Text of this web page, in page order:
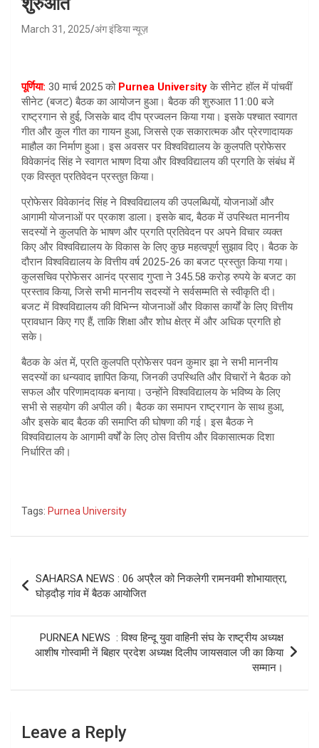
March 31, 2025 अंग इंडिया न्यूज़
पूर्णिया: 30 मार्च 2025 को Purnea Universityके सीनेट हॉल में पांचवीं
सीनेट (बजट) बैठक का आयोजन हुआ। बैठक की शुरुआत 11:00 बजे
राष्ट्रगान से हुई, जिसके बाद दीप प्रज्वलन किया गया। इसके पश्चात स्वागत
गीत और कुल गीत का गायन हुआ, जिससे एक सकारात्मक और प्रेरणादायक
माहौल का निर्माण हुआ। इस अवसर पर विश्वविद्यालय के कुलपति प्रोफेसर
विवेकानंद सिंह ने स्वागत भाषण दिया और विश्वविद्यालय की प्रगति के संबंध में
एक विस्तृत प्रतिवेदन प्रस्तुत किया।
प्रोफेसर विवेकानंद सिंह ने विश्वविद्यालय की उपलब्धियों, योजनाओं और
आगामी योजनाओं पर प्रकाश डाला। इसके बाद, बैठक में उपस्थित माननीय
सदस्यों ने कुलपति के भाषण और प्रगति प्रतिवेदन पर अपने विचार व्यक्त
किए और विश्वविद्यालय के विकास के लिए कुछ महत्वपूर्ण सुझाव दिए। बैठक के
दौरान विश्वविद्यालय के वित्तीय वर्ष 2025-26 का बजट प्रस्तुत किया गया।
कुलसचिव प्रोफेसर आनंद प्रसाद गुप्ता ने 345.58 करोड़ रुपये के बजट का
प्रस्ताव किया, जिसे सभी माननीय सदस्यों ने सर्वसम्मति से स्वीकृति दी।
बजट में विश्वविद्यालय की विभिन्न योजनाओं और विकास कार्यों के लिए वित्तीय
प्रावधान किए गए हैं, ताकि शिक्षा और शोध क्षेत्र में और अधिक प्रगति हो
सके।
बैठक के अंत में, प्रति कुलपति प्रोफेसर पवन कुमार झा ने सभी माननीय
सदस्यों का धन्यवाद ज्ञापित किया, जिनकी उपस्थिति और विचारों ने बैठक को
सफल और परिणामदायक बनाया। उन्होंने विश्वविद्यालय के भविष्य के लिए
सभी से सहयोग की अपील की। बैठक का समापन राष्ट्रगान के साथ हुआ,
और इसके बाद बैठक की समाप्ति की घोषणा की गई। इस बैठक ने
विश्वविद्यालय के आगामी वर्षों के लिए ठोस वित्तीय और विकासात्मक दिशा
निर्धारित की।
Tags: Purnea University
navigation
SAHARSA NEWS : 06 अप्रैल को निकलेगी रामनवमी शोभायात्रा,
घोड़दौड़ गांव में बैठक आयोजित
PURNEA NEWS : विश्व हिन्दू युवा वाहिनी संघ के राष्ट्रीय अध्यक्ष
आशीष गोस्वामी नें बिहार प्रदेश अध्यक्ष दिलीप जायसवाल जी का किया
सम्मान।
Leave a Reply